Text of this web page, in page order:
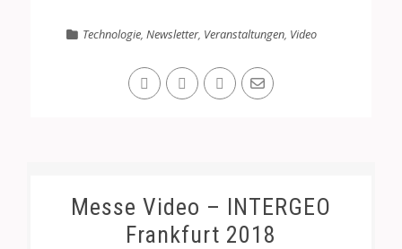
Technologie,Newsletter, Veranstaltungen, Video
Messe Video – INTERGEO
Frankfurt 2018